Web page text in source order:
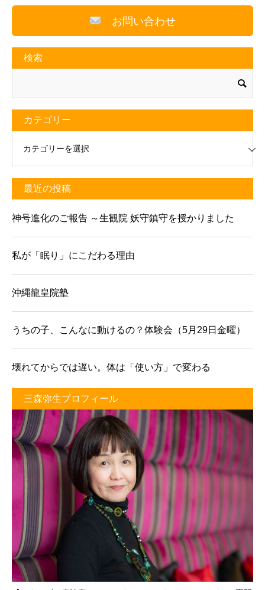
お問い合わせ
検索
カテゴリー
最近の投稿
神号進化のご報告 ～生観院 妖守鎮守を授かりました
私が「眠り」にこだわる理由
沖縄龍皇院塾
うちの子、こんなに動けるの？体験会（5月29日金曜）
壊れてからでは遅い。体は「使い方」で変わる
三森弥生プロフィール